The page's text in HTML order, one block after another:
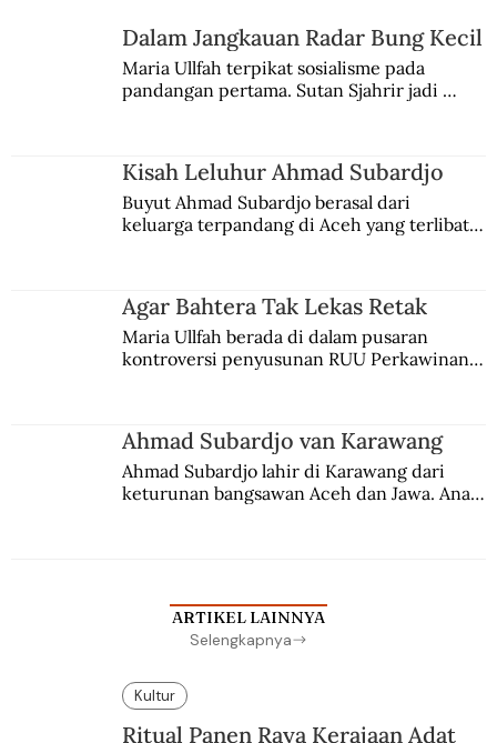
Dalam Jangkauan Radar Bung Kecil
Maria Ullfah terpikat sosialisme pada
pandangan pertama. Sutan Sjahrir jadi
Kisah Leluhur Ahmad Subardjo
Buyut Ahmad Subardjo berasal dari
keluarga terpandang di Aceh yang terlibat
Agar Bahtera Tak Lekas Retak
Maria Ullfah berada di dalam pusaran
kontroversi penyusunan RUU Perkawinan.
Ahmad Subardjo van Karawang
Ahmad Subardjo lahir di Karawang dari
keturunan bangsawan Aceh dan Jawa. Anak
ARTIKEL LAINNYA
Selengkapnya
Kultur
Ritual Panen Raya Kerajaan Adat